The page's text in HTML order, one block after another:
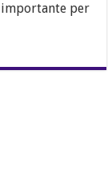
importante per